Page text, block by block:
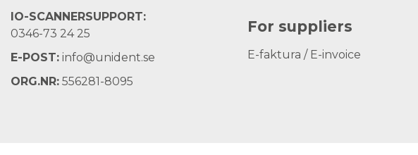
IO-SCANNERSUPPORT:
0346-73 24 25
E-POST: info@unident.se
ORG.NR: 556281-8095
For suppliers
E-faktura / E-invoice